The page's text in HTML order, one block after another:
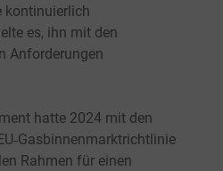
kontinuierlich
es, ihn mit den
Anforderungen
hatte 2024 mit den
Rahmen für einen